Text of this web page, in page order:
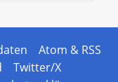
Atom & RSS
Twitter/X